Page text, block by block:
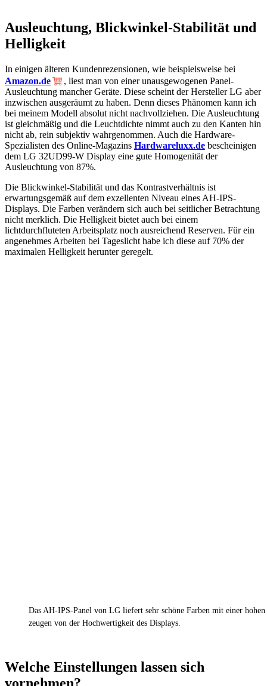
Ausleuchtung, Blickwinkel-Stabilität und
Helligkeit
In einigen älteren Kundenrezensionen, wie beispielsweise bei
Amazon.de
, liest man von einer unausgewogenen Panel-
Ausleuchtung mancher Geräte. Diese scheint der Hersteller LG aber
inzwischen ausgeräumt zu haben. Denn dieses Phänomen kann ich
bei meinem Modell absolut nicht nachvollziehen. Die Ausleuchtung
ist gleichmäßig und die Leuchtdichte nimmt auch zu den Kanten hin
nicht ab, rein subjektiv wahrgenommen. Auch die Hardware-
Spezialisten des Online-Magazins Hardwareluxx.de bescheinigen
dem LG 32UD99-W Display eine gute Homogenität der
Ausleuchtung von 87%.
Die Blickwinkel-Stabilität und das Kontrastverhältnis ist
erwartungsgemäß auf dem exzellenten Niveau eines AH-IPS-
Displays. Die Farben verändern sich auch bei seitlicher Betrachtung
nicht merklich. Die Helligkeit bietet auch bei einem
lichtdurchfluteten Arbeitsplatz noch ausreichend Reserven. Für ein
angenehmes Arbeiten bei Tageslicht habe ich diese auf 70% der
maximalen Helligkeit herunter geregelt.
Das AH-IPS-Panel von LG liefert sehr schöne Farben mit einer
zeugen von der Hochwertigkeit des Displays.
Welche Einstellungen lassen sich